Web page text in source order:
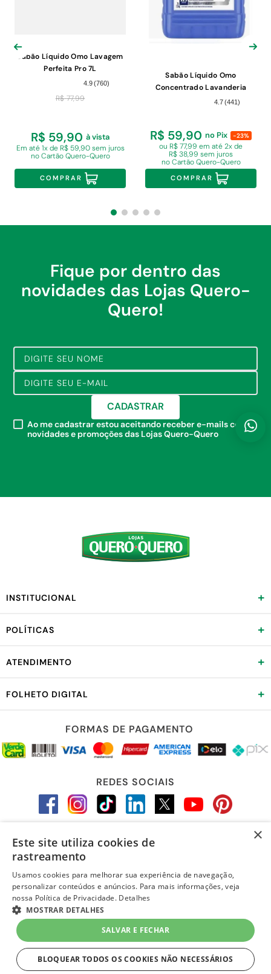
Sabão Líquido Omo Lavagem
Perfeita Pro 7L
4.9 (760)
R$ 77,99
R$ 59,90 à vista
Em até 1x de R$ 59,90 sem juros
no Cartão Quero-Quero
COMPRAR
Sabão Líquido Omo
Concentrado Lavanderia
Profissional Perfect White Pro
4.7 (441)
R$ 59,90 no Pix -23%
ou R$ 77,99 em até 2x de
R$ 38,99 sem juros
no Cartão Quero-Quero
COMPRAR
Fique por dentro das
novidades das Lojas Quero-
Quero!
CADASTRAR
Ao me cadastrar estou aceitando receber e-mails com
novidades e promoções das Lojas Quero-Quero
INSTITUCIONAL +
POLÍTICAS +
ATENDIMENTO +
FOLHETO DIGITAL +
FORMAS DE PAGAMENTO
REDES SOCIAIS
LOJA SEGURA
×
Este site utiliza cookies de
rastreamento
Usamos cookies para melhorar sua experiência de navegação,
personalizar conteúdos e anúncios. Para mais informações, veja
nossa Política de Privacidade. Detalhes
MOSTRAR DETALHES
SALVAR E FECHAR
BLOQUEAR TODOS OS COOKIES NÃO NECESSÁRIOS